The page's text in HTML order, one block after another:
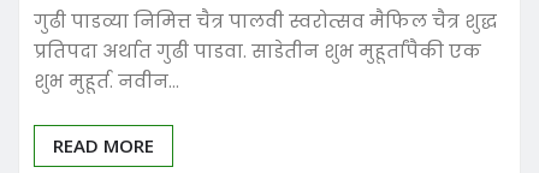
गुढी पाडव्या निमित्त चैत्र पालवी स्वरोत्सव मैफिल चैत्र शुद्ध
प्रतिपदा अर्थात गुढी पाडवा. साडेतीन शुभ मुहूर्तांपैकी एक
शुभ मुहूर्त. नवीन…
READ MORE